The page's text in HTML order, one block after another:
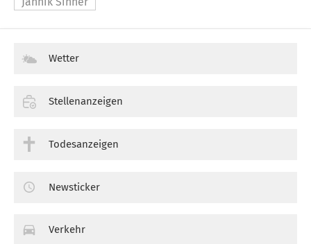
Wetter
Stellenanzeigen
Todesanzeigen
Newsticker
Verkehr